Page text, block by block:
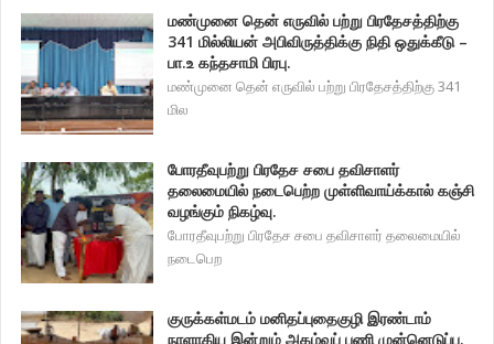
மண்முனை தென் எருவில் பற்று பிரதேசத்திற்கு
341 மில்லியன் அபிவிருத்திக்கு நிதி ஒதுக்கீடு –
பா.உ கந்தசாமி பிரபு.
மண்முனை தென் எருவில் பற்று பிரதேசத்திற்கு 341
மில
போரதீவுபற்று பிரதேச சபை தவிசாளர்
தலைமையில் நடைபெற்ற முள்ளிவாய்க்கால் கஞ்சி
வழங்கும் நிகழ்வு.
போரதீவுபற்று பிரதேச சபை தவிசாளர் தலைமையில்
நடைபெற
குருக்கள்மடம் மனிதப்புதைகுழி இரண்டாம்
நாளாகிய இன்றும் அகழ்வுப் பணி முன்னெடுப்பு.